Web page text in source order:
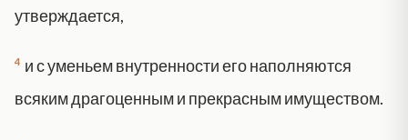
утверждается,
4 и с уменьем внутренности его наполняются
всяким драгоценным и прекрасным имуществом.